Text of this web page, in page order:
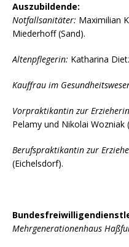
Auszubildende:
Notfallsanitäter: Maximilian
Miederhoff (Sand).
Altenpflegerin: Katharina
Kauffrau im
Vorpraktikantin zur
Pelamy und Nikolai Wozniak
Berufspraktikantin zur
(Eichelsdorf).
Mehrgenerationenhaus